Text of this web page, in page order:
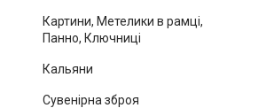
Картини, Метелики в рамці,
Панно, Ключниці
Кальяни
Сувенірна зброя